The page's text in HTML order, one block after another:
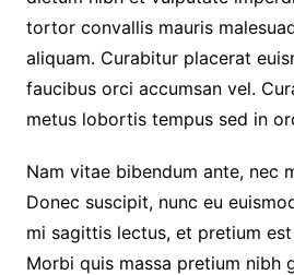
tortor convallis mauris
aliquam. Curabitur placerat
faucibus orci accumsan vel.
metus lobortis tempus sed in
Nam vitae bibendum ante, nec
Donec suscipit, nunc eu
mi sagittis lectus, et pretium
Morbi quis massa pretium nibh